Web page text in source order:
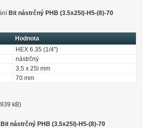
Bit nástrčný PHB (3.5x25l)-H5-(8)-70
Hodnota
HEX 6.35 (1/4")
nástrčný
3,5 x 25l mm
70 mm
kB)
Bit nástrčný PHB (3.5x25l)-H5-(8)-70